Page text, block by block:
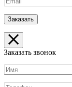
Заказать звонок